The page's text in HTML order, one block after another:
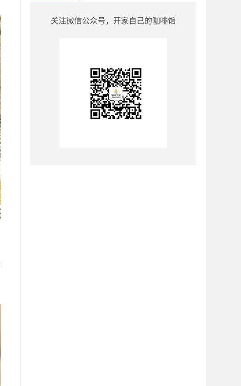
单品咖啡种类 | 90+咖啡豆 | 罗蜜奇
关注微信公众号，开家自己的咖啡馆